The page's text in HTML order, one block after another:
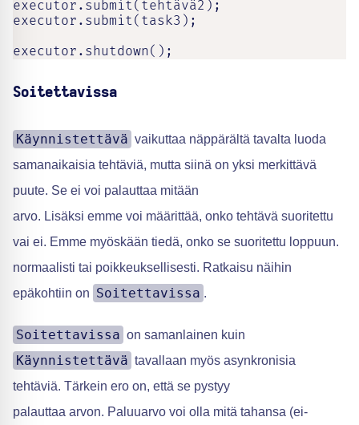
executor.submit(tehtävä2);
executor.submit(task3);
executor.shutdown();
Soitettavissa
Käynnistettävä vaikuttaa näppärältä tavalta luoda
samanaikaisia tehtäviä, mutta siinä on yksi merkittävä
puute. Se ei voi palauttaa mitään
arvo. Lisäksi emme voi määrittää, onko tehtävä suoritettu
vai ei. Emme myöskään tiedä, onko se suoritettu loppuun.
normaalisti tai poikkeuksellisesti. Ratkaisu näihin
epäkohtiin on Soitettavissa .
Soitettavissa on samanlainen kuin
Käynnistettävä tavallaan myös asynkronisia
tehtäviä. Tärkein ero on, että se pystyy
palauttaa arvon. Paluuarvo voi olla mitä tahansa (ei-